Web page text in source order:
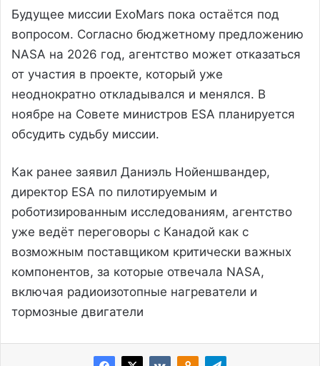
Будущее миссии ExoMars пока остаётся под
вопросом. Согласно бюджетному предложению
NASA на 2026 год, агентство может отказаться
от участия в проекте, который уже
неоднократно откладывался и менялся. В
ноябре на Совете министров ESA планируется
обсудить судьбу миссии.
Как ранее заявил Даниэль Нойеншвандер,
директор ESA по пилотируемым и
роботизированным исследованиям, агентство
уже ведёт переговоры с Канадой как с
возможным поставщиком критически важных
компонентов, за которые отвечала NASA,
включая радиоизотопные нагреватели и
тормозные двигатели